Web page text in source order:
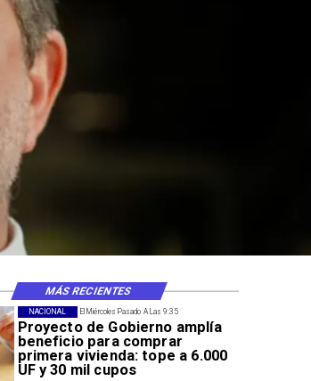
construcción
El Teniente
El Miércoles Pasado A Las 9:35
Proyecto de Gobierno amplía
beneficio para comprar
primera vivienda: tope a 6.000
UF y 30 mil cupos
NACIONAL
MÁS RECIENTES